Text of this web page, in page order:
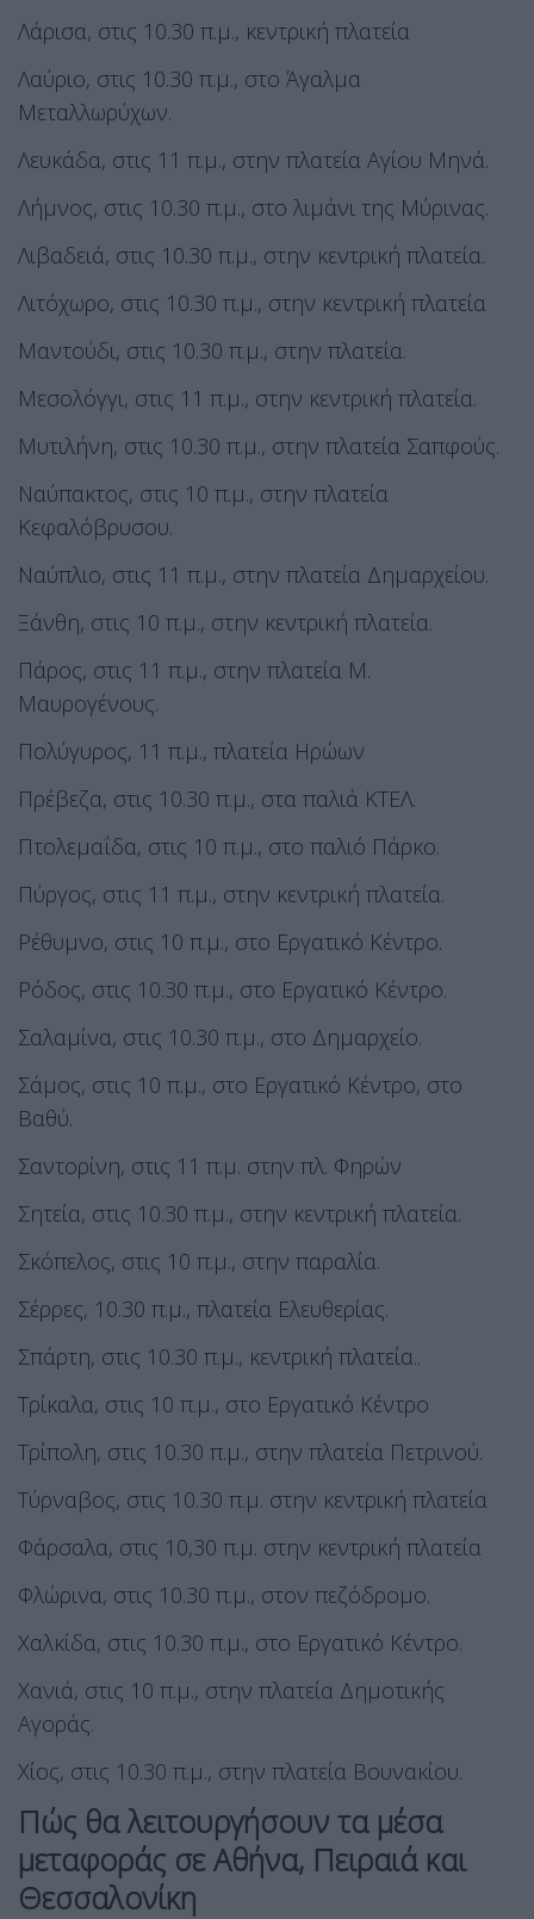
Λάρισα, στις 10.30 π.μ., κεντρική πλατεία
Λαύριο, στις 10.30 π.μ., στο Άγαλμα
Μεταλλωρύχων.
Λευκάδα, στις 11 π.μ., στην πλατεία Αγίου Μηνά.
Λήμνος, στις 10.30 π.μ., στο λιμάνι της Μύρινας.
Λιβαδειά, στις 10.30 π.μ., στην κεντρική πλατεία.
Λιτόχωρο, στις 10.30 π.μ., στην κεντρική πλατεία
Μαντούδι, στις 10.30 π.μ., στην πλατεία.
Μεσολόγγι, στις 11 π.μ., στην κεντρική πλατεία.
Μυτιλήνη, στις 10.30 π.μ., στην πλατεία Σαπφούς.
Ναύπακτος, στις 10 π.μ., στην πλατεία
Κεφαλόβρυσου.
Ναύπλιο, στις 11 π.μ., στην πλατεία Δημαρχείου.
Ξάνθη, στις 10 π.μ., στην κεντρική πλατεία.
Πάρος, στις 11 π.μ., στην πλατεία Μ.
Μαυρογένους.
Πολύγυρος, 11 π.μ., πλατεία Ηρώων
Πρέβεζα, στις 10.30 π.μ., στα παλιά ΚΤΕΛ.
Πτολεμαΐδα, στις 10 π.μ., στο παλιό Πάρκο.
Πύργος, στις 11 π.μ., στην κεντρική πλατεία.
Ρέθυμνο, στις 10 π.μ., στο Εργατικό Κέντρο.
Ρόδος, στις 10.30 π.μ., στο Εργατικό Κέντρο.
Σαλαμίνα, στις 10.30 π.μ., στο Δημαρχείο.
Σάμος, στις 10 π.μ., στο Εργατικό Κέντρο, στο
Βαθύ.
Σαντορίνη, στις 11 π.μ. στην πλ. Φηρών
Σητεία, στις 10.30 π.μ., στην κεντρική πλατεία.
Σκόπελος, στις 10 π.μ., στην παραλία.
Σέρρες, 10.30 π.μ., πλατεία Ελευθερίας.
Σπάρτη, στις 10.30 π.μ., κεντρική πλατεία..
Τρίκαλα, στις 10 π.μ., στο Εργατικό Κέντρο
Τρίπολη, στις 10.30 π.μ., στην πλατεία Πετρινού.
Τύρναβος, στις 10.30 π.μ. στην κεντρική πλατεία
Φάρσαλα, στις 10,30 π.μ. στην κεντρική πλατεία
Φλώρινα, στις 10.30 π.μ., στον πεζόδρομο.
Χαλκίδα, στις 10.30 π.μ., στο Εργατικό Κέντρο.
Χανιά, στις 10 π.μ., στην πλατεία Δημοτικής
Αγοράς.
Χίος, στις 10.30 π.μ., στην πλατεία Βουνακίου.
Πώς θα λειτουργήσουν τα μέσα
μεταφοράς σε Αθήνα, Πειραιά και
Θεσσαλονίκη